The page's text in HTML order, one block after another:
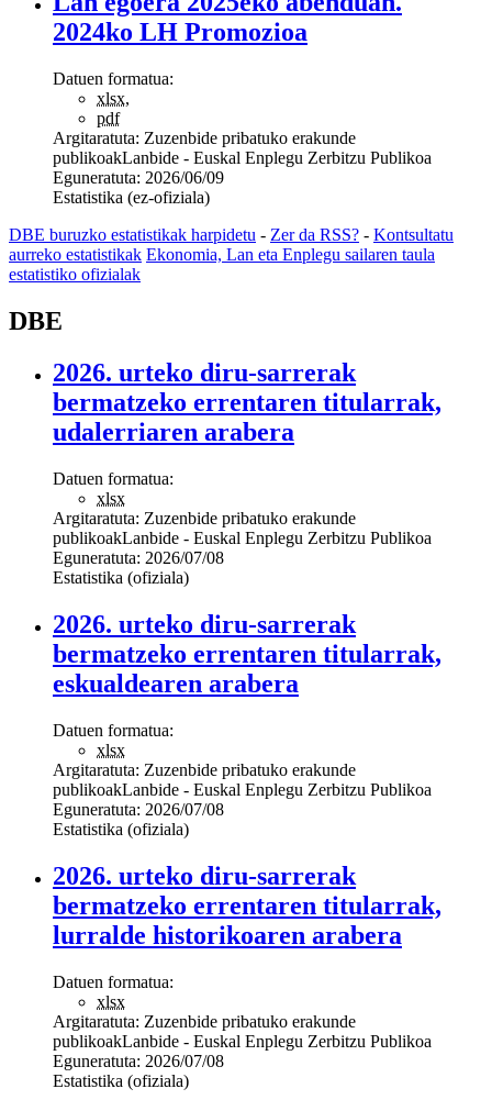
2024ko LH Promozioa
Datuen formatua:
xlsx,
pdf
Argitaratuta: Zuzenbide pribatuko erakunde
publikoakLanbide - Euskal Enplegu Zerbitzu Publikoa
Eguneratuta: 2026/06/09
Estatistika (ez-ofiziala)
DBE buruzko estatistikak harpidetu - Zer da RSS? - Kontsultatu
aurreko estatistikak Ekonomia, Lan eta Enplegu sailaren taula
estatistiko ofizialak
DBE
2026. urteko diru-sarrerak
bermatzeko errentaren titularrak,
udalerriaren arabera
Datuen formatua:
xlsx
Argitaratuta: Zuzenbide pribatuko erakunde
publikoakLanbide - Euskal Enplegu Zerbitzu Publikoa
Eguneratuta: 2026/07/08
Estatistika (ofiziala)
2026. urteko diru-sarrerak
bermatzeko errentaren titularrak,
eskualdearen arabera
Datuen formatua:
xlsx
Argitaratuta: Zuzenbide pribatuko erakunde
publikoakLanbide - Euskal Enplegu Zerbitzu Publikoa
Eguneratuta: 2026/07/08
Estatistika (ofiziala)
2026. urteko diru-sarrerak
bermatzeko errentaren titularrak,
lurralde historikoaren arabera
Datuen formatua:
xlsx
Argitaratuta: Zuzenbide pribatuko erakunde
publikoakLanbide - Euskal Enplegu Zerbitzu Publikoa
Eguneratuta: 2026/07/08
Estatistika (ofiziala)